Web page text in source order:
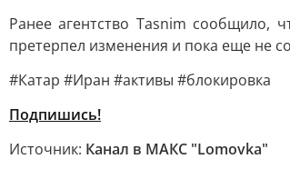
Ранее агентство Tasnim сообщило,
претерпел изменения и пока еще не
#Катар #Иран #активы #блокировка
Подпишись!
Источник: Канал в МАКС "Lomovka"